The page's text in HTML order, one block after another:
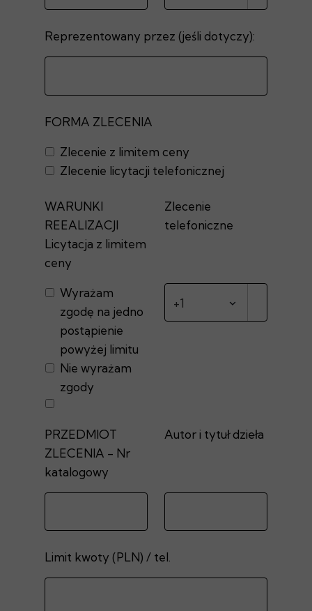
Reprezentowany przez (jeśli dotyczy):
FORMA ZLECENIA
Zlecenie z limitem ceny
Zlecenie licytacji telefonicznej
WARUNKI
REEALIZACJI
Licytacja z limitem
ceny
Wyrażam
zgodę na jedno
postąpienie
powyżej limitu
Nie wyrażam
zgody
Zlecenie
telefoniczne
PRZEDMIOT
ZLECENIA - Nr
katalogowy
Autor i tytuł dzieła
Limit kwoty (PLN) / tel.